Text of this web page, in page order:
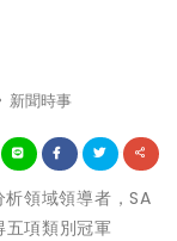
新聞時事
領域領導者，SA
項類別冠軍